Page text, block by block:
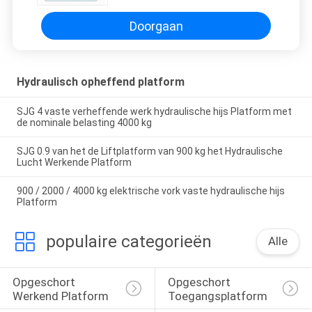
Doorgaan
Hydraulisch opheffend platform
SJG 4 vaste verheffende werk hydraulische hijs Platform met
de nominale belasting 4000 kg
SJG 0.9 van het de Liftplatform van 900 kg het Hydraulische
Lucht Werkende Platform
900 / 2000 / 4000 kg elektrische vork vaste hydraulische hijs
Platform
populaire categorieën Alle
Opgeschort
Werkend Platform
Opgeschort
Toegangsplatform